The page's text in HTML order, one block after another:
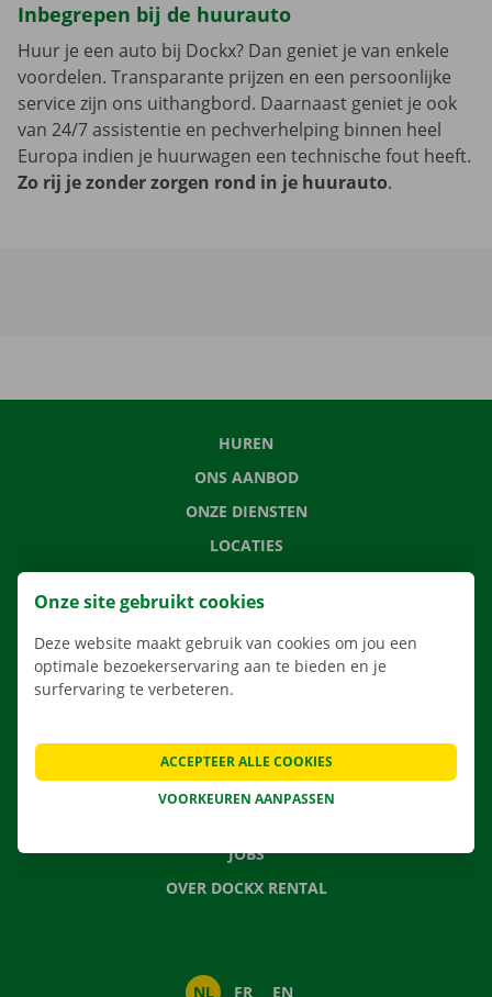
Inbegrepen bij de huurauto
Huur je een auto bij Dockx? Dan geniet je van enkele
voordelen. Transparante prijzen en een persoonlijke
service zijn ons uithangbord. Daarnaast geniet je ook
van 24/7 assistentie en pechverhelping binnen heel
Europa indien je huurwagen een technische fout heeft.
Zo rij je zonder zorgen rond in je huurauto.
HUREN
ONS AANBOD
ONZE DIENSTEN
LOCATIES
APP
VERHUISOPLOSSINGEN
VEELGESTELDE VRAGEN
NIEUWS
JOBS
OVER DOCKX RENTAL
NL FR EN
Onze site gebruikt cookies
Deze website maakt gebruik van cookies om jou een
optimale bezoekerservaring aan te bieden en je
surfervaring te verbeteren.
VOORKEUREN AANPASSEN
ACCEPTEER ALLE COOKIES